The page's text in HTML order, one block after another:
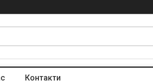
Контакти